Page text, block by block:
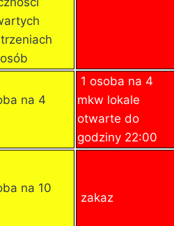
na 4
1 osoba na 4
mkw lokale
otwarte do
godziny 22:00
na 10
zakaz